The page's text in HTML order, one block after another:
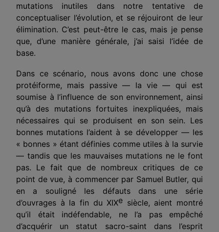
mutations inutiles dans notre tentative de
conceptualiser l’évolution, et se réjouiront de leur
élimination. C’est peut-être le cas, mais je pense
que, d’une manière générale, j’ai saisi l’idée de
base.
Dans ce scénario, nous avons donc une chose
protéiforme, mais passive — la vie — qui est
soumise à l’influence de son environnement, ainsi
qu’à des mutations fortuites inexpliquées, mais
nécessaires qui se produisent en son sein. Les
bonnes mutations l’aident à se développer — les
« bonnes » étant définies comme utiles à la survie
— tandis que les mauvaises mutations ne le font
pas. Le fait que de nombreux critiques de ce
point de vue, à commencer par Samuel Butler, qui
en a souligné les défauts dans une série
d’ouvrages à la fin du XIXe siècle, aient montré
qu’il était indéfendable, ne l’a pas empêché
d’acquérir un statut sacro-saint dans l’esprit